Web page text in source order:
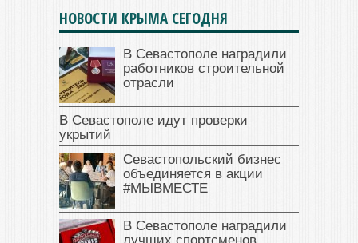
НОВОСТИ КРЫМА СЕГОДНЯ
В Севастополе наградили
работников строительной
отрасли
В Севастополе идут проверки
укрытий
Севастопольский бизнес
объединяется в акции
#МЫВМЕСТЕ
В Севастополе наградили
лучших спортсменов,